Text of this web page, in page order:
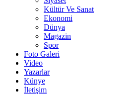
Kültür Ve Sanat
Ekonomi
Dünya
Magazin
Spor
Foto Galeri
Video
Yazarlar
Künye
İletişim